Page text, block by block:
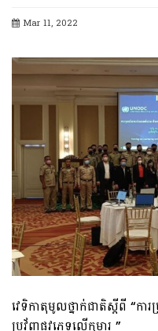
Mar 11, 2022
វេទិកាតុមូលថ្នាក់ជាតិស្តីពី “កា
ប្រវ័ញ្ចផ្លូវភេទលើកុមារ ”